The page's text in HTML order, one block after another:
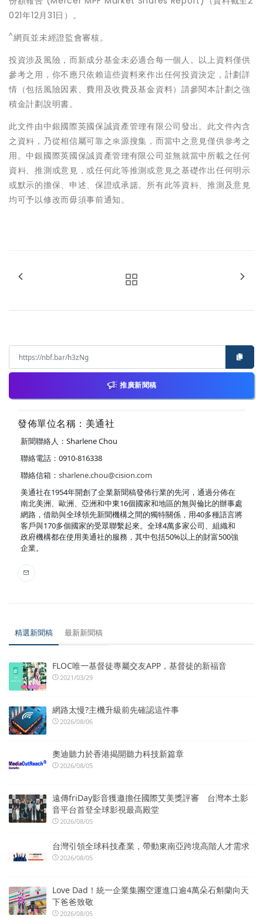
021年12月31日）。
^網頁並未經證監會審核。
投資涉及風險，而新成分基金未必適合每一個人。以上資料僅供
參考之用，你不應只依賴這些資料來作出任何投資決定，計劃詳
情（包括風險因素、費用及收費及基金資料）請參閱本計劃之強
積金計劃說明書。
此文件由中銀國際英國保誠資產管理有限公司發出。此文件內含
之資料，乃從相信屬可靠之來源搜集，而當中之意見僅供參考之
用。中銀國際英國保誠資產管理有限公司並無就當中所載之任何
資料、推測或意見，或任何此等推測或意見之基礎作出任何明示
或默示的擔保、申述、保證或承諾。所有此等資料、推測及意見
均可予以修改而毋須事前通知。
推廣新聞稿
發佈單位名稱：美通社
新聞聯絡人：Sharlene Chou
聯絡電話：0910-816338
聯絡信箱： sharlene.chou@cision.com
美通社在1954年開創了企業新聞稿發佈行業的先河，通過分佈在
南北美洲、歐洲、亞洲和中東16個國家和地區的無與倫比的辦事處
網路，借助與全球領先新聞機構之間的獨特關係，用40多種語言將
客戶與170多個國家的受眾聯繫起來。全球4萬多家公司、組織和
政府機構都在使用美通社的服務，其中包括50%以上的財富500強
企業。
精選新聞稿 最新新聞稿
FLOC唯一基督徒專屬交友APP，基督徒的新福音
2021/03/29
網路太慢?主機升級前先確認這件事
2026/08/06
奧迪聽力於香港揭開聽力科技新篇章
2026/08/05
遠傳friDay影音獲邀擔任國際艾美獎評審 台灣本土影
音平台首登全球影視最高殿堂
2026/08/05
台灣引領全球科技產業，帶動東南亞跨境高階人才需求
2026/08/05
Love Dad！統一企業集團空運進口逾4萬朵石斛蘭向天
下爸爸致敬
2026/08/05